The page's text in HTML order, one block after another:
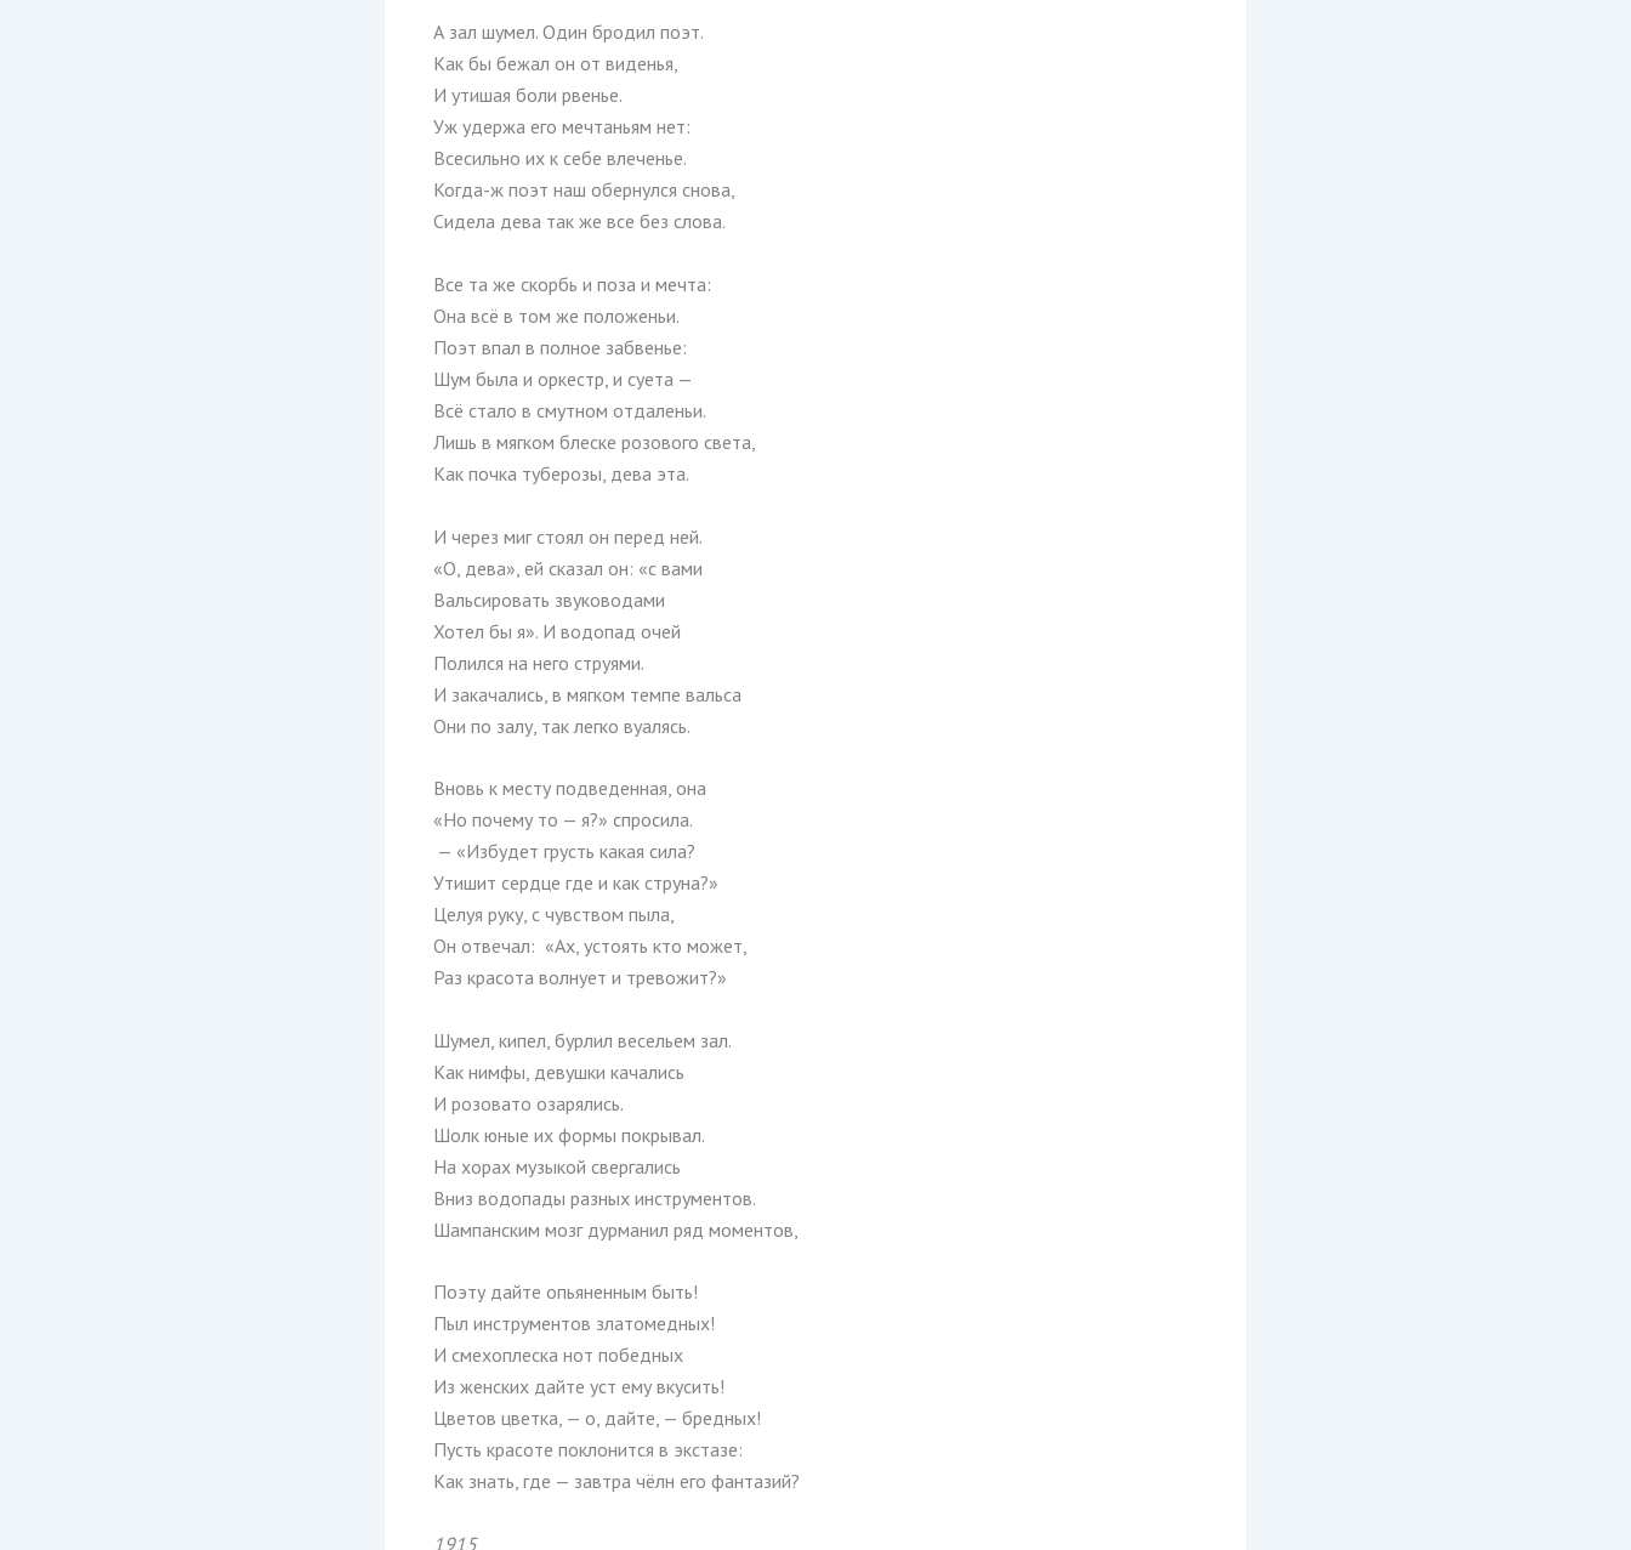
А зал шумел. Один бродил поэт.
Как бы бежал он от виденья,
И утишая боли рвенье.
Уж удержа его мечтаньям нет:
Всесильно их к себе влеченье.
Когда-ж поэт наш обернулся снова,
Сидела дева так же все без слова.
Все та же скорбь и поза и мечта:
Она всё в том же положеньи.
Поэт впал в полное забвенье:
Шум была и оркестр, и суета —
Всё стало в смутном отдаленьи.
Лишь в мягком блеске розового света,
Как почка туберозы, дева эта.
И через миг стоял он перед ней.
«О, дева», ей сказал он: «с вами
Вальсировать звуководами
Хотел бы я». И водопад очей
Полился на него струями.
И закачались, в мягком темпе вальса
Они по залу, так легко вуалясь.
Вновь к месту подведенная, она
«Но почему то — я?» спросила.
— «Избудет грусть какая сила?
Утишит сердце где и как струна?»
Целуя руку, с чувством пыла,
Он отвечал: «Ах, устоять кто может,
Раз красота волнует и тревожит?»
Шумел, кипел, бурлил весельем зал.
Как нимфы, девушки качались
И розовато озарялись.
Шолк юные их формы покрывал.
На хорах музыкой свергались
Вниз водопады разных инструментов.
Шампанским мозг дурманил ряд моментов,
Поэту дайте опьяненным быть!
Пыл инструментов златомедных!
И смехоплеска нот победных
Из женских дайте уст ему вкусить!
Цветов цветка, — о, дайте, — бредных!
Пусть красоте поклонится в экстазе:
Как знать, где — завтра чёлн его фантазий?
1915